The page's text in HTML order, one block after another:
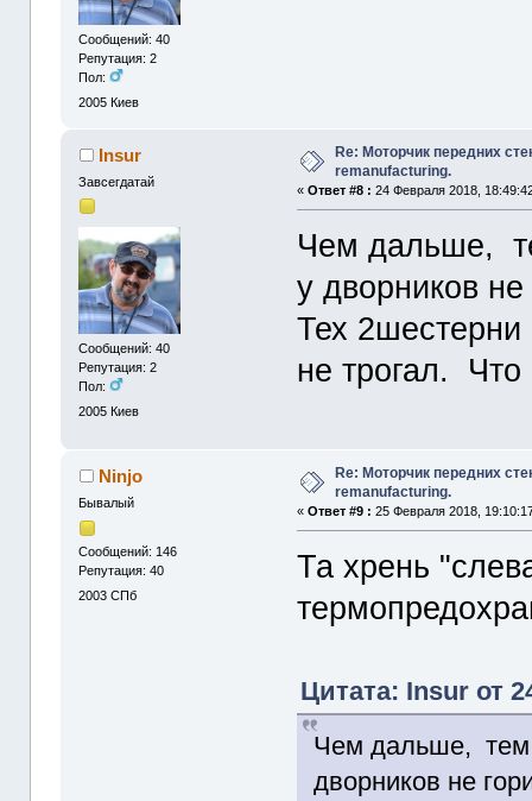
Сообщений: 40
Репутация: 2
Пол:
2005 Киев
Insur
Завсегдатай
Сообщений: 40
Репутация: 2
Пол:
2005 Киев
Re: Моторчик передних
remanufacturing.
«Ответ #8 : 24 Февраля 2018,
Чем дальше,
у дворников
Тех
не трогал. Что
Ninjo
Бывалый
Сообщений: 146
Репутация: 40
2003 СПб
Re: Моторчик передних
remanufacturing.
«Ответ #9 : 25 Февраля 2018,
Та хрень
Цитата: Insur от
Чем дальше, тем
дворников не